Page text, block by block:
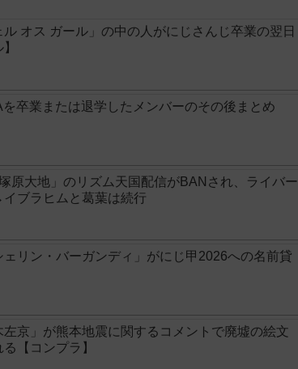
オス ガール」の中の人がにじさんじ卒業の翌日
卒業または退学したメンバーのその後まとめ
原大地」のリズム天国配信がBANされ、ライバー
ブラヒムと葛葉は続行
リン・バーガンディ」がにじ甲2026への名前貸
京」が熊本地震に関するコメントで廃墟の絵文
【コンプラ】